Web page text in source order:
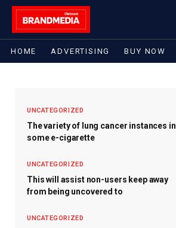
HOME ADVERTISING BUY NOW
UNCATEGORIZED
The variety of lung cancer instances in
some e-cigarette
UNCATEGORIZED
This will assist non-users keep away
from being uncovered to
UNCATEGORIZED